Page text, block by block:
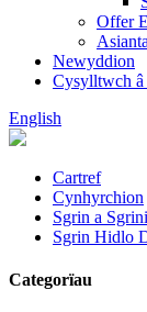
Offer
Newyddion
Cysylltwch
English
Cartref
Cynhyrchion
Sgrin a
Sgrin Hidlo
Categorïau